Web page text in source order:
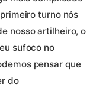
turno nós
nosso artilheiro, o
sufoco no
pensar que
do